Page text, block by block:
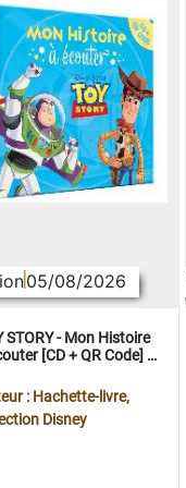
05/08/2026
STORY - Mon Histoire
[CD + QR Code] -
: Hachette-livre,
Disney